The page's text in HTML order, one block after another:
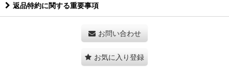
返品特約に関する重要事項
お問い合わせ
お気に入り登録